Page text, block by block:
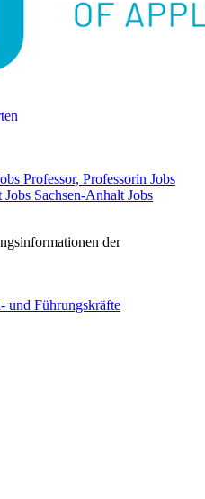
Professor, Professorin Jobs
Jobs Sachsen-Anhalt Jobs
der
und Führungskräfte